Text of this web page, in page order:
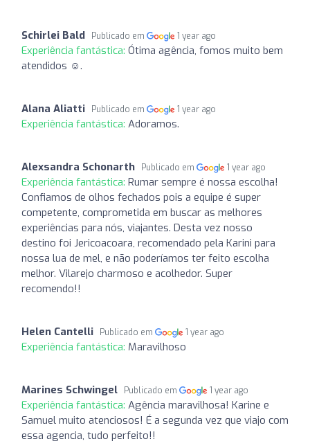
Schirlei Bald Publicado em 1 year ago
Experiência fantástica: Ótima agência, fomos muito bem
atendidos ☺️.
Alana Aliatti Publicado em 1 year ago
Experiência fantástica: Adoramos.
Alexsandra Schonarth Publicado em 1 year ago
Experiência fantástica: Rumar sempre é nossa escolha!
Confiamos de olhos fechados pois a equipe é super
competente, comprometida em buscar as melhores
experiências para nós, viajantes. Desta vez nosso
destino foi Jericoacoara, recomendado pela Karini para
nossa lua de mel, e não poderíamos ter feito escolha
melhor. Vilarejo charmoso e acolhedor. Super
recomendo!!
Helen Cantelli Publicado em 1 year ago
Experiência fantástica: Maravilhoso
Marines Schwingel Publicado em 1 year ago
Experiência fantástica: Agência maravilhosa! Karine e
Samuel muito atenciosos! É a segunda vez que viajo com
essa agencia, tudo perfeito!!